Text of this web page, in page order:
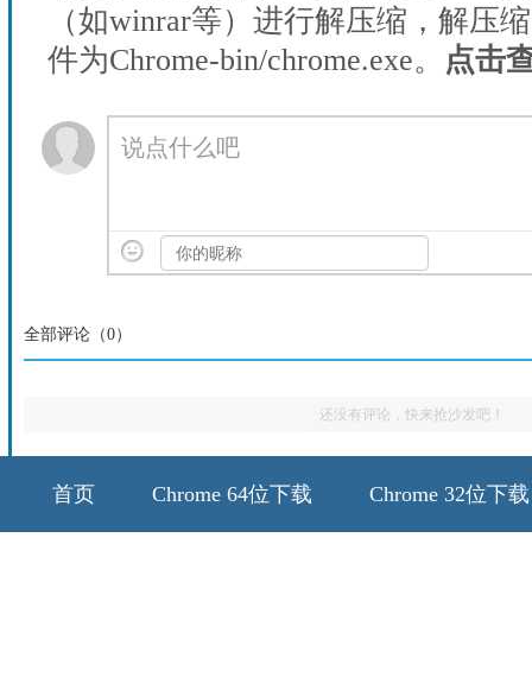
（如winrar等）进行解压缩，解压
件为Chrome-bin/chrome.exe。
点击
说点什么吧
全部评论（0）
还没有评论，快来抢沙发吧！
首页 Chrome 64位下载 Chrome 32位下载